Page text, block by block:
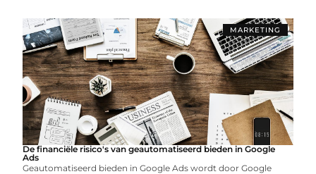
MARKETING
De financiële risico's van geautomatiseerd bieden in Google
Ads
Geautomatiseerd bieden in Google Ads wordt door Google